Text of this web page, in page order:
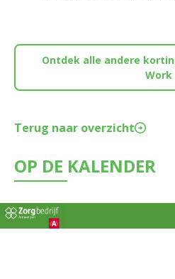
Ontdek alle andere
Work
Terug naar overzicht
OP DE KALENDER